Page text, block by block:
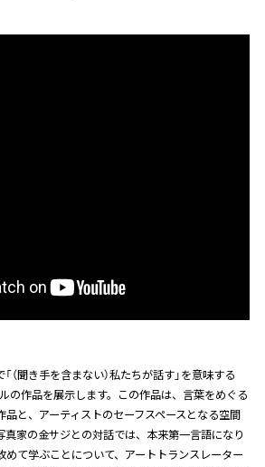
（聞き手を含まない）私たちが話す」を意味する
の作品を展示します。この作品は、言葉をめぐる
と、アーティストのセーフスペースとなる空間
真家の金サジとの対話では、本来第一言語になり
めて学ぶことについて、アートトランスレーター